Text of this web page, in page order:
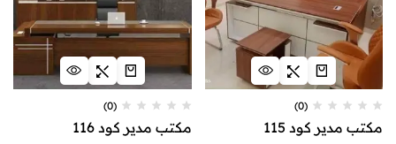
(0)
مكتب مدير كود 115
(0)
مكتب مدير كود 116